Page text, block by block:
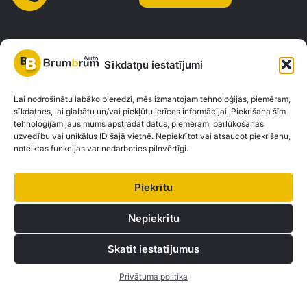
Sīkdatņu iestatījumi
Lai nodrošinātu labāko pieredzi, mēs izmantojam tehnoloģijas, piemēram,
sīkdatnes, lai glabātu un/vai piekļūtu ierīces informācijai. Piekrišana šīm
tehnoloģijām ļaus mums apstrādāt datus, piemēram, pārlūkošanas
uzvedību vai unikālus ID šajā vietnē. Nepiekrītot vai atsaucot piekrišanu,
noteiktas funkcijas var nedarboties pilnvērtīgi.
Piekrītu
Nepiekrītu
Skatīt iestatījumus
Privātuma politika
SIA "AUTOCLICK", Reģ. Nr. 40203371960, Adrese: Mazjumpravas
iela 77, Rīga, LV-1063 |20260160
Privātuma politikaKontakti
Brum Brum Auto nav finanšu iestāde, bet sadarbojas ar vairākām bankām un
piedāvājam konsultācijas un atbalstu, lai atrastu vislabākos finanšu risinājumus,
kas atbilst jūsu individuālajām vajadzībām un iespējām.